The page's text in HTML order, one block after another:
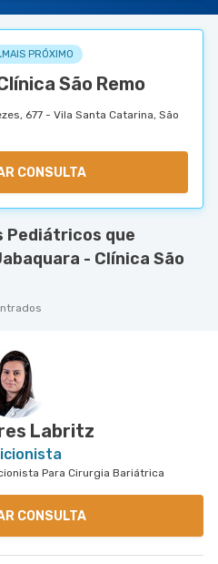
MAIS PRÓXIMO
São Remo
677 - Vila Santa Catarina, São
CONSULTA
Pediátricos que
- Clínica São
Labritz
Para Cirurgia Bariátrica
CONSULTA